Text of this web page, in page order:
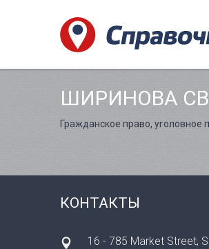
ШИРИНОВА
Гражданское право, уголовное
КОНТАКТЫ
16 - 785 Market Street,